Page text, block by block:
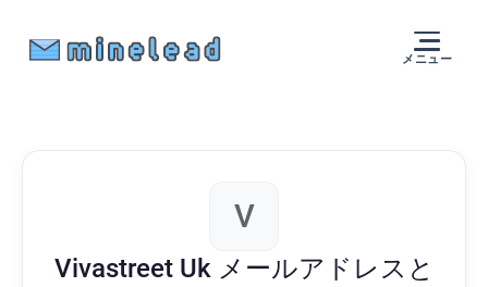
メニュー
V
Vivastreet Uk メールアドレスと